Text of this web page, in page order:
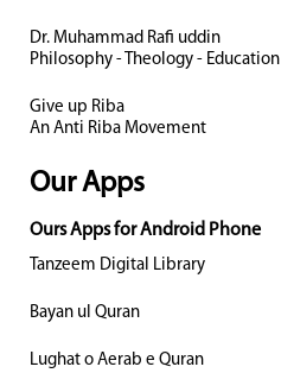
Dr. Muhammad Rafi uddin
Philosophy - Theology - Education
Give up Riba
An Anti Riba Movement
Our Apps
Ours Apps for Android Phone
Tanzeem Digital Library
Bayan ul Quran
Lughat o Aerab e Quran